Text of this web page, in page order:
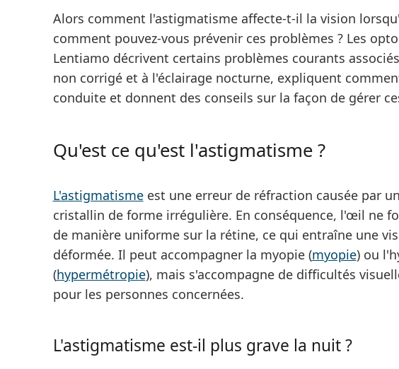
Alors comment l'astigmatisme affecte-t-il la vision
comment pouvez-vous prévenir ces problèmes ? Les
Lentiamo décrivent certains problèmes courants
non corrigé et à l'éclairage nocturne, expliquent
conduite et donnent des conseils sur la façon de gérer
Qu'est ce qu'est l'astigmatisme ?
L'astigmatismeest une erreur de réfraction causée par
cristallin de forme irrégulière. En conséquence, l'œil ne
de manière uniforme sur la rétine, ce qui entraîne une
déformée. Il peut accompagner la myopie (myopie) ou
(hypermétropie), mais s'accompagne de difficultés
pour les personnes concernées.
L'astigmatisme est-il plus grave la nuit ?